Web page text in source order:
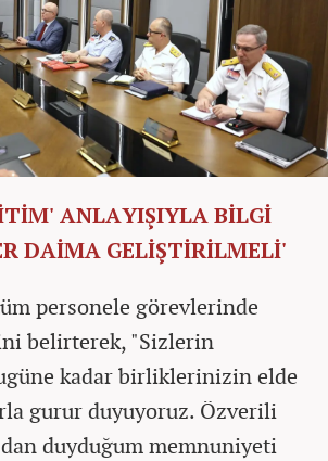
ANLAYIŞIYLA BİLGİ
DAİMA GELİŞTİRİLMELİ'
personele görevlerinde
belirterek, "Sizlerin
kadar birliklerinizin elde
gurur duyuyoruz. Özverili
duyduğum memnuniyeti